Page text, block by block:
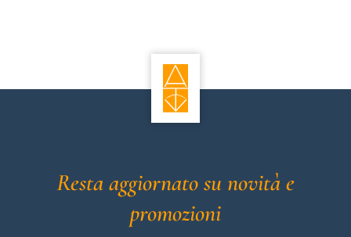
Resta aggiornato su novità e
promozioni